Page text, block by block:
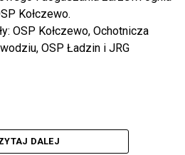
samochodów, które
tunelem w Świnoujściu,
tak wielu turystów z zagranicy
PiS Joachim Brudziński w
pieniądze w modernizację
w tym w Szczecinie, w
Kołczewo.
OSP Kołczewo, Ochotnicza
OSP Ładzin i JRG
DALEJ